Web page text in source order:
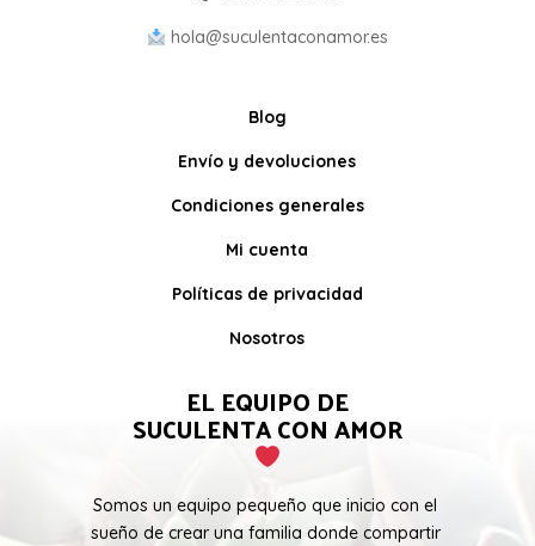
hola@suculentaconamor.es
Blog
Envío y devoluciones
Condiciones generales
Mi cuenta
Políticas de privacidad
Nosotros
EL EQUIPO DE
SUCULENTA CON AMOR
Somos un equipo pequeño que inicio con el
sueño de crear una familia donde compartir